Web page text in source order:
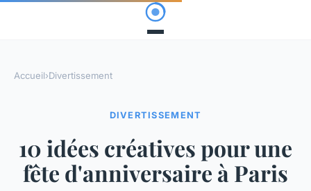
Accueil›Divertissement
DIVERTISSEMENT
10 idées créatives pour une
fête d'anniversaire à Paris